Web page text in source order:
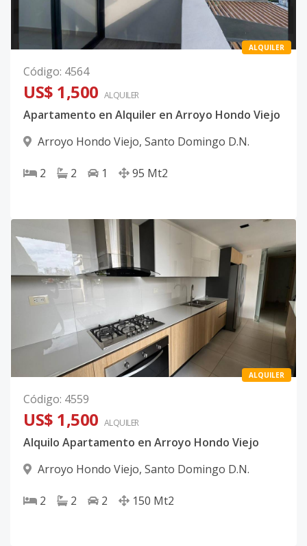
ALQUILER
Código: 4564
US$ 1,500 ALQUILER
Apartamento en Alquiler en Arroyo Hondo Viejo
Arroyo Hondo Viejo, Santo Domingo D.N.
2 2 1 95 Mt2
ALQUILER
Código: 4559
US$ 1,500 ALQUILER
Alquilo Apartamento en Arroyo Hondo Viejo
Arroyo Hondo Viejo, Santo Domingo D.N.
2 2 2 150 Mt2